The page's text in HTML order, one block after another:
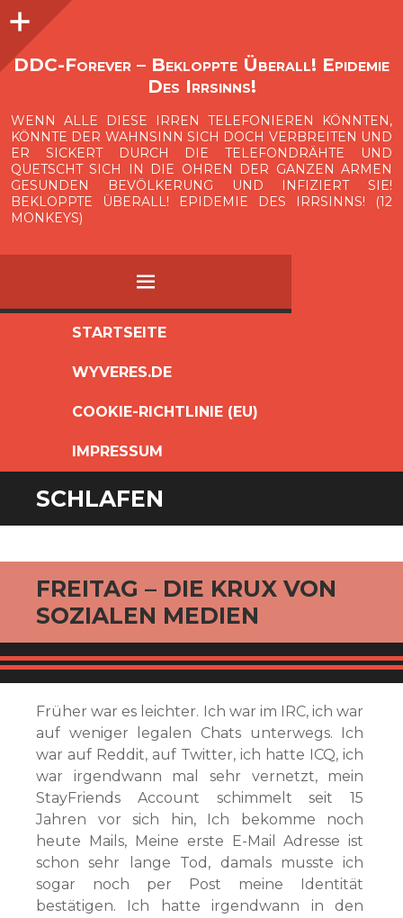
O
p
e
n
i
d
e
b
a
DDC-Forever – Bekloppte Überall! Epidemie
Des Irrsinns!
WENN ALLE DIESE IRREN TELEFONIEREN KÖNNTEN,
KÖNNTE DER WAHNSINN SICH DOCH VERBREITEN UND
ER SICKERT DURCH DIE TELEFONDRÄHTE UND
QUETSCHT SICH IN DIE OHREN DER GANZEN ARMEN
GESUNDEN BEVÖLKERUNG UND INFIZIERT SIE!
BEKLOPPTE ÜBERALL! EPIDEMIE DES IRRSINNS! (12
MONKEYS)
MENÜ
SPRINGEN
STARTSEITE
WYVERES.DE
COOKIE-RICHTLINIE (EU)
IMPRESSUM
Seitenleiste
SCHLAFEN
FREITAG – DIE KRUX VON
SOZIALEN MEDIEN
Früher war es leichter. Ich war im IRC, ich war
auf weniger legalen Chats unterwegs. Ich
war auf Reddit, auf Twitter, ich hatte ICQ, ich
war irgendwann mal sehr vernetzt, mein
StayFriends Account schimmelt seit 15
Jahren vor sich hin, Ich bekomme noch
heute Mails, Meine erste E-Mail Adresse ist
schon sehr lange Tod, damals musste ich
sogar noch per Post meine Identität
bestätigen. Ich hatte irgendwann in den